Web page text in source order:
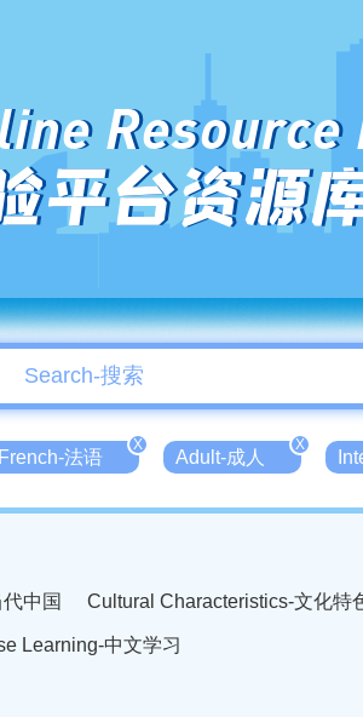
Resource
平台资源
French-法语
X
Adult-成人
X
中国 Cultural Characteristics-文化特
Learning-中文学习